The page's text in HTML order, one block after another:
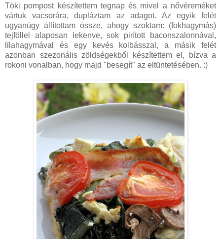
Töki pompost készítettem tegnap és mivel a nővéreméket
vártuk vacsorára, dupláztam az adagot. Az egyik felét
ugyanúgy állítottam össze, ahogy szoktam: (fokhagymás)
tejföllel alaposan lekenve, sok pirított baconszalonnával,
lilahagymával és egy kevés kolbásszal, a másik felét
azonban szezonális zöldségekből készítettem el, bízva a
rokoni vonalban, hogy majd "besegít" az eltüntetésében. :)